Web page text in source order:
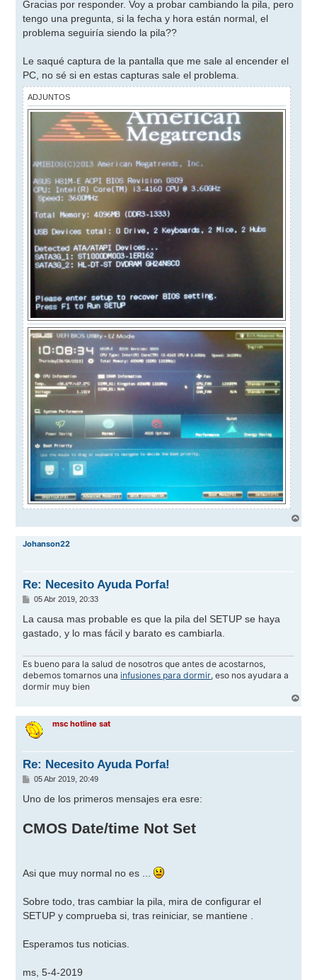
n
a
j
e
Gracias por responder. Voy a probar cambiando la pila, pero
tengo una pregunta, si la fecha y hora están normal, el
problema seguiría siendo la pila??
Le saqué captura de la pantalla que me sale al encender el
PC, no sé si en estas capturas sale el problema.
ADJUNTOS
r
Johanson22
Re: Necesito Ayuda Porfa!
M
n
a
05 Abr 2019, 20:33
La causa mas probable es que la pila del SETUP se haya
gastado, y lo mas fácil y barato es cambiarla.
Es bueno para la salud de nosotros que antes de acostarnos,
debemos tomarnos unainfusiones para dormir, eso nos ayudara a
dormir muy bien
r
msc hotline sat
Re: Necesito Ayuda Porfa!
M
n
j
e
05 Abr 2019, 20:49
Uno de los primeros mensajes era esre:
CMOS Date/time Not Set
Asi que muy normal no es ...
Sobre todo, tras cambiar la pila, mira de configurar el
SETUP y comprueba si, tras reiniciar, se mantiene .
Esperamos tus noticias.
ms, 5-4-2019